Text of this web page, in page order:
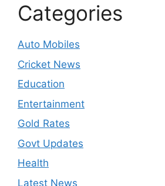
Categories
Auto Mobiles
Cricket News
Education
Entertainment
Gold Rates
Govt Updates
Health
Latest News